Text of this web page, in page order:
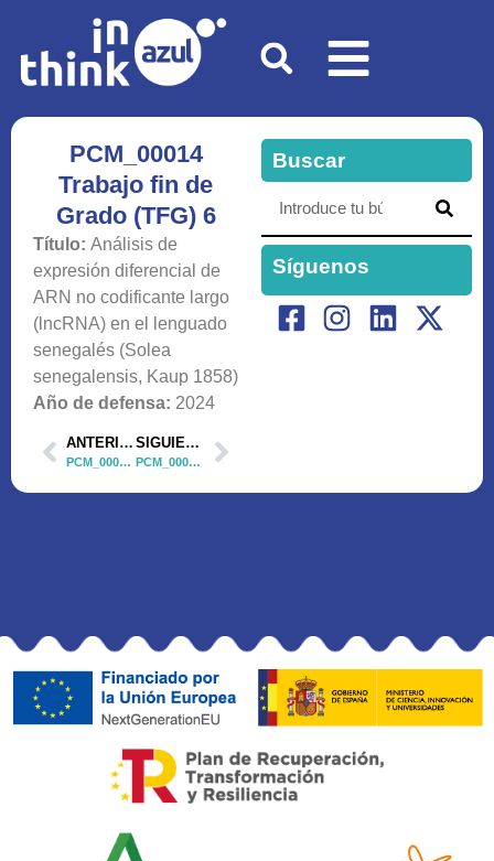
PCM_00014
Trabajo fin de
Grado (TFG) 6
Título: Análisis de
expresión diferencial de
ARN no codificante largo
(lncRNA) en el lenguado
senegalés (Solea
senegalensis, Kaup 1858)
Año de defensa: 2024
ANTERIOR
PCM_00014 Trabajo fin de Grado (TFG) 5
SIGUIENTE
PCM_00014 Trabajo fin de Grado (TFG) 7
Buscar
Síguenos